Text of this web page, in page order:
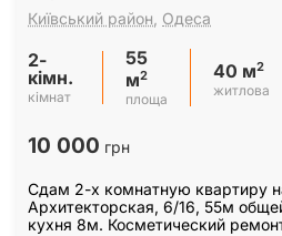
Київський район Одеса
2-
кімн.
кімнат
55
м2
площа
40 м2
житлова
10 000 грн
Сдам 2-х комнатную квартиру
Архитекторская, 6/16, 55м
кухня 8м. Косметический